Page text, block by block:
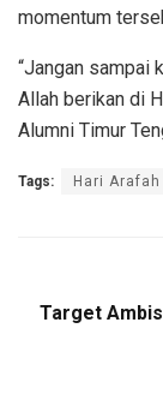
momentum
“Jangan sampai
Allah berikan di
Alumni Timur
Tags: Hari Arafah
Target